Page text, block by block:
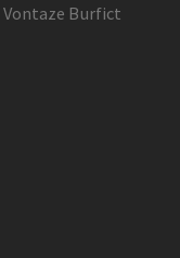
Vontaze Burfict